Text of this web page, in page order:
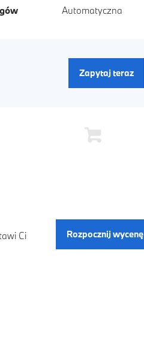
Automatyczna
Zapytaj teraz
Ci
Rozpocznij wycenę